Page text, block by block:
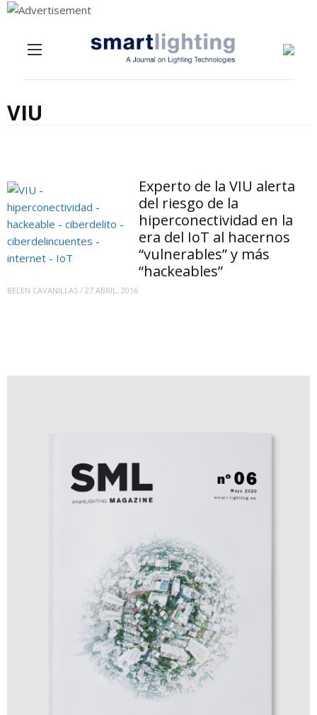
VIU
Experto de la VIU alerta
del riesgo de la
hiperconectividad en la
era del IoT al hacernos
“vulnerables” y más
“hackeables”
BELEN CAVANILLAS / 27 ABRIL, 2016